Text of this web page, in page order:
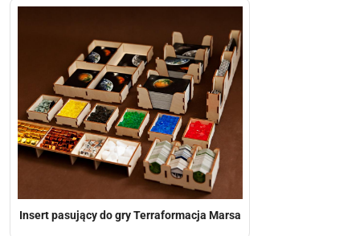
Insert pasujący do gry Terraformacja Marsa